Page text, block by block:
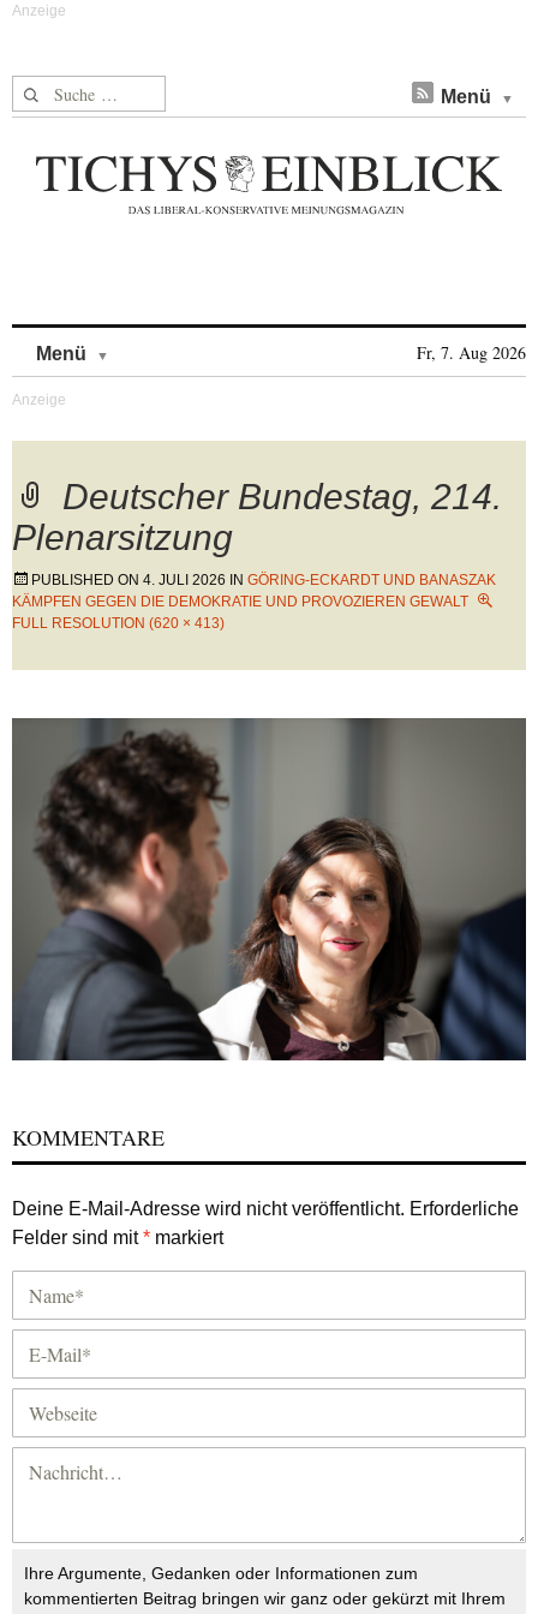
Suche nach: Menü
Menü Fr, 7. Aug 2026
Deutscher Bundestag, 214.
Plenarsitzung
PUBLISHED ON 4. JULI 2026 IN GÖRING-ECKARDT UND BANASZAK
KÄMPFEN GEGEN DIE DEMOKRATIE UND PROVOZIEREN GEWALT
FULL RESOLUTION (620 × 413)
KOMMENTARE
Deine E-Mail-Adresse wird nicht veröffentlicht. Erforderliche
Felder sind mit* markiert
Ihre Argumente, Gedanken oder Informationen zum
kommentierten Beitrag bringen wir ganz oder gekürzt mit Ihrem